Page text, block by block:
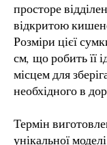
просторе
відкритою
Розміри цієї
см, що робить її
місцем для
необхідного в
Термін
унікальної